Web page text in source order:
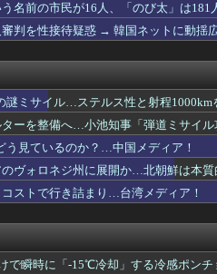
も向き合ってきました。悔しくても...
タンドで後を絶たない「誤給油...
カー協会、外国人審判に性接待疑...
しまう・・・・
てないか？
で広島の土を踏むな！」→広島県民...
代医師「問題ないです」→他...
・・立憲執行部「中道と公明が立憲...
アットして逮捕されるｗｗｗｗｗ...
せる」 →国家公務員月給3.51...
回から20ポイント以上...
県議 自民党県議団の会長辞意表明...
機の清掃体験』」→サヨク発狂「徴...
名前の市民が16人、「のび太」は181
審判を性接待疑惑 → 韓国ネットに動揺
謎ミサイル…ステルス性と射程1000km
ーを整備へ…小池知事「弾道ミサイル
う見ているのか？…中国メディア！
ヴォロネジ州に展開か…北朝鮮は本質
ストで行き詰まり…台湾メディア！
で瞬時に「-15℃冷却」する冷感ポンチ